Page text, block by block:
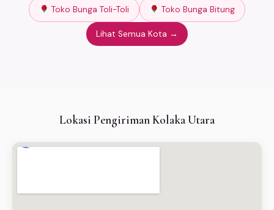
Toko Bunga Toli-Toli Toko Bunga Bitung
Lihat Semua Kota →
Lokasi Pengiriman Kolaka Utara